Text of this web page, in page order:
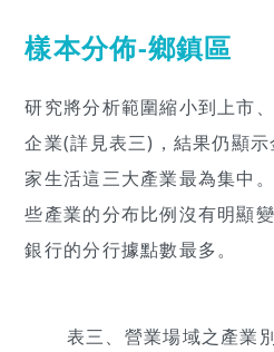
樣本分佈-鄉鎮區
研究將分析範圍縮小到上市
企業(詳見表三)，結果仍顯
家生活這三大產業最為集中
些產業的分布比例沒有明顯
銀行的分行據點數最多。
表三、營業場域之產業